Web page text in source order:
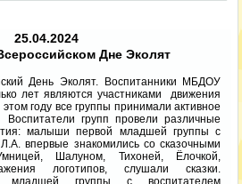
25.04.2024
Дне Эколят
День Эколят. Воспитанники МБДОУ
лет являются участниками движения
году все группы принимали активное
групп провели различные
малыши первой младшей группы с
впервые знакомились со сказочными
Шалуном, Тихоней, Ёлочкой,
логотипов, слушали сказки.
младшей группы с воспитателем